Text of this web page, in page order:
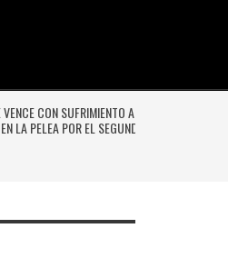
CON SUFRIMIENTO A AUDAX
LA PELEA POR EL SEGUNDO LUGAR